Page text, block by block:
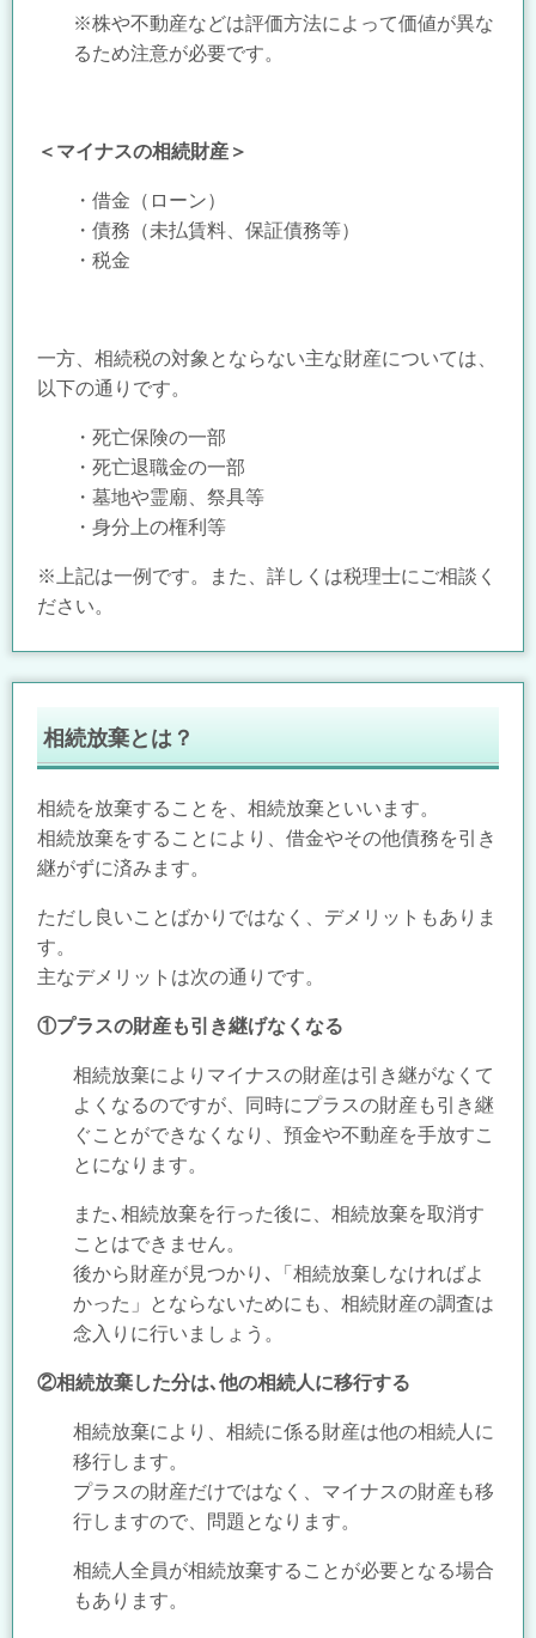
※株や不動産などは評価方法によって価値が異な
るため注意が必要です。
＜マイナスの相続財産＞
・借金（ローン）
・債務（未払賃料、保証債務等）
・税金
一方、相続税の対象とならない主な財産については、
以下の通りです。
・死亡保険の一部
・死亡退職金の一部
・墓地や霊廟、祭具等
・身分上の権利等
※上記は一例です。また、詳しくは税理士にご相談く
ださい。
相続放棄とは？
相続を放棄することを、相続放棄といいます。
相続放棄をすることにより、借金やその他債務を引き
継がずに済みます。
ただし良いことばかりではなく、デメリットもありま
す。
主なデメリットは次の通りです。
①プラスの財産も引き継げなくなる
相続放棄によりマイナスの財産は引き継がなくて
よくなるのですが、同時にプラスの財産も引き継
ぐことができなくなり、預金や不動産を手放すこ
とになります。
また､相続放棄を行った後に、相続放棄を取消す
ことはできません。
後から財産が見つかり､「相続放棄しなければよ
かった」とならないためにも、相続財産の調査は
念入りに行いましょう。
②相続放棄した分は､他の相続人に移行する
相続放棄により、相続に係る財産は他の相続人に
移行します。
プラスの財産だけではなく、マイナスの財産も移
行しますので、問題となります。
相続人全員が相続放棄することが必要となる場合
もあります。